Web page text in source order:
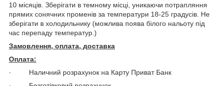
10 місяців. Зберігати в темному місці, уникаючи потрапляння
прямих сонячних променів за температури 18-25 градусів. Не
зберігати в холодильнику (можлива поява білого нальоту під
час перепаду температур.)
Замовлення, оплата, доставка
Оплата:
· Наличний розрахунок на Карту Приват Банк